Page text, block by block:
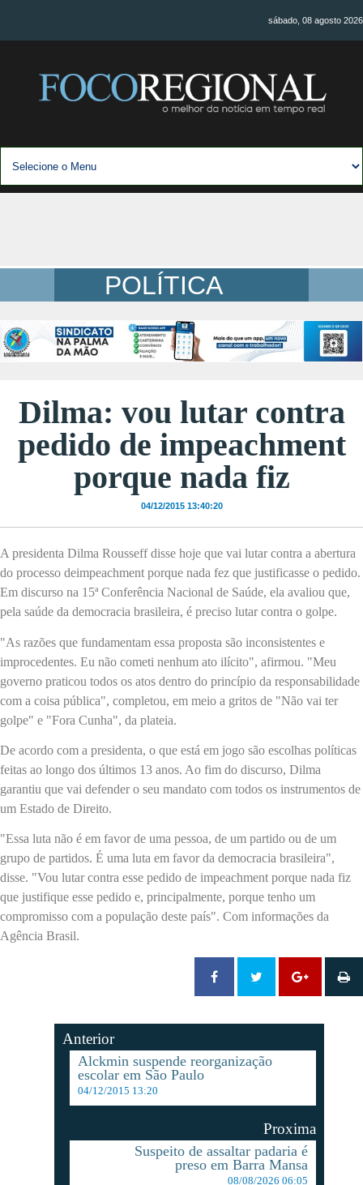
sábado, 08 agosto 2026
POLÍTICA
Dilma: vou lutar contra
pedido de impeachment
porque nada fiz
04/12/2015 13:40:20
A presidenta Dilma Rousseff disse hoje que vai lutar contra a abertura
do processo deimpeachment porque nada fez que justificasse o pedido.
Em discurso na 15ª Conferência Nacional de Saúde, ela avaliou que,
pela saúde da democracia brasileira, é preciso lutar contra o golpe.
"As razões que fundamentam essa proposta são inconsistentes e
improcedentes. Eu não cometi nenhum ato ilícito", afirmou. "Meu
governo praticou todos os atos dentro do princípio da responsabilidade
com a coisa pública", completou, em meio a gritos de "Não vai ter
golpe" e "Fora Cunha", da plateia.
De acordo com a presidenta, o que está em jogo são escolhas políticas
feitas ao longo dos últimos 13 anos. Ao fim do discurso, Dilma
garantiu que vai defender o seu mandato com todos os instrumentos de
um Estado de Direito.
"Essa luta não é em favor de uma pessoa, de um partido ou de um
grupo de partidos. É uma luta em favor da democracia brasileira",
disse. "Vou lutar contra esse pedido de impeachment porque nada fiz
que justifique esse pedido e, principalmente, porque tenho um
compromisso com a população deste país". Com informações da
Agência Brasil.
Anterior
Alckmin suspende reorganização
escolar em São Paulo
04/12/2015 13:20
Proxima
Suspeito de assaltar padaria é
preso em Barra Mansa
08/08/2026 06:05